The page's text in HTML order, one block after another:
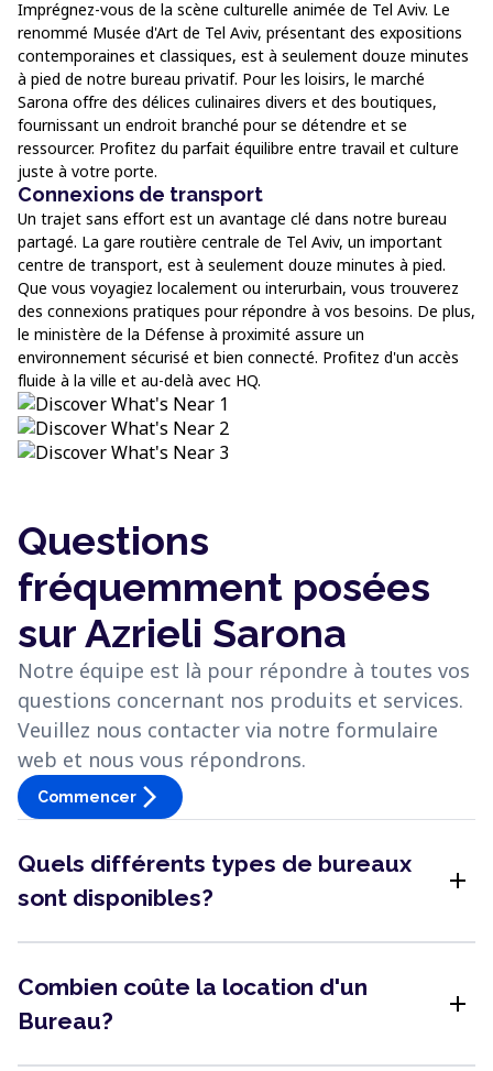
Imprégnez-vous de la scène culturelle animée de Tel Aviv. Le
renommé Musée d'Art de Tel Aviv, présentant des expositions
contemporaines et classiques, est à seulement douze minutes
à pied de notre bureau privatif. Pour les loisirs, le marché
Sarona offre des délices culinaires divers et des boutiques,
fournissant un endroit branché pour se détendre et se
ressourcer. Profitez du parfait équilibre entre travail et culture
juste à votre porte.
Connexions de transport
Un trajet sans effort est un avantage clé dans notre bureau
partagé. La gare routière centrale de Tel Aviv, un important
centre de transport, est à seulement douze minutes à pied.
Que vous voyagiez localement ou interurbain, vous trouverez
des connexions pratiques pour répondre à vos besoins. De plus,
le ministère de la Défense à proximité assure un
environnement sécurisé et bien connecté. Profitez d'un accès
fluide à la ville et au-delà avec HQ.
Questions
fréquemment posées
sur Azrieli Sarona
Notre équipe est là pour répondre à toutes vos
questions concernant nos produits et services.
Veuillez nous contacter via notre formulaire
web et nous vous répondrons.
Commencer arrow_forward_ios
Quels différents types de bureaux
sont disponibles?
add
Combien coûte la location d'un
Bureau?
add